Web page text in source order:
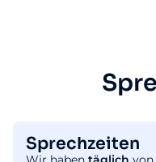
Sprechzeiten